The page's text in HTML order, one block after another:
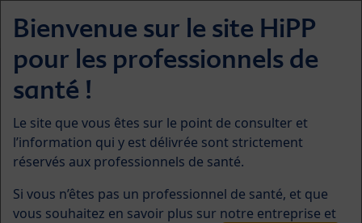
Menü
Symposiums HiPP Biologique
Pertinence des axes de
communication intestinale
pour la pratique pédiatrique
Bienvenue sur le site HiPP
pour les professionnels de
santé !
Le site que vous êtes sur le point de consulter et
l’information qui y est délivrée sont strictement
réservés aux professionnels de santé.
Si vous n’êtes pas un professionnel de santé, et que
vous souhaitez en savoir plus sur notre entreprise et